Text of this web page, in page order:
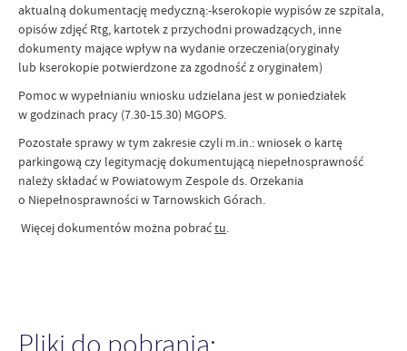
aktualną dokumentację medyczną:-kserokopie wypisów ze szpitala,
opisów zdjęć Rtg, kartotek z przychodni prowadzących, inne
dokumenty mające wpływ na wydanie orzeczenia(oryginały
lub kserokopie potwierdzone za zgodność z oryginałem)
Pomoc w wypełnianiu wniosku udzielana jest w poniedziałek
w godzinach pracy (7.30-15.30) MGOPS.
Pozostałe sprawy w tym zakresie czyli m.in.: wniosek o kartę
parkingową czy legitymację dokumentującą niepełnosprawność
należy składać w Powiatowym Zespole ds. Orzekania
o Niepełnosprawności w Tarnowskich Górach.
Więcej dokumentów można pobraćtu.